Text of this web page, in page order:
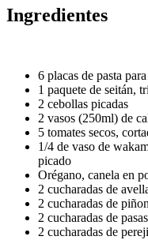
Ingredientes
6 placas de pasta
1 paquete de seitán,
2 cebollas picadas
2 vasos (250ml) de
5 tomates secos,
1/4 de vaso de
picado
Orégano, canela en
2 cucharadas de
2 cucharadas de
2 cucharadas de
2 cucharadas de